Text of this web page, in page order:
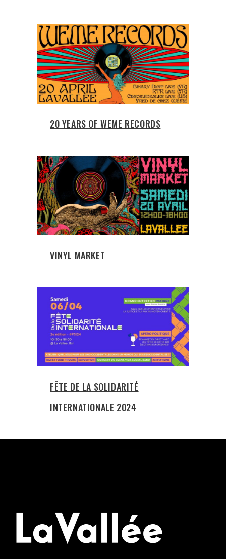
20 YEARS OF WEME RECORDS
VINYL MARKET
FÊTE DE LA SOLIDARITÉ
INTERNATIONALE 2024